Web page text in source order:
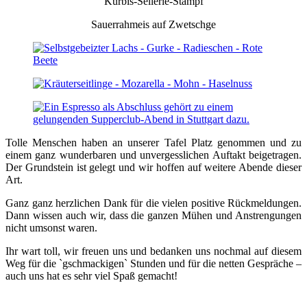
Sauerrahmeis auf Zwetschge
Tolle Menschen haben an unserer Tafel Platz genommen und zu
einem ganz wunderbaren und unvergesslichen Auftakt beigetragen.
Der Grundstein ist gelegt und wir hoffen auf weitere Abende dieser
Art.
Ganz ganz herzlichen Dank für die vielen positive Rückmeldungen.
Dann wissen auch wir, dass die ganzen Mühen und Anstrengungen
nicht umsonst waren.
Ihr wart toll, wir freuen uns und bedanken uns nochmal auf diesem
Weg für die `gschmackigen` Stunden und für die netten Gespräche –
auch uns hat es sehr viel Spaß gemacht!